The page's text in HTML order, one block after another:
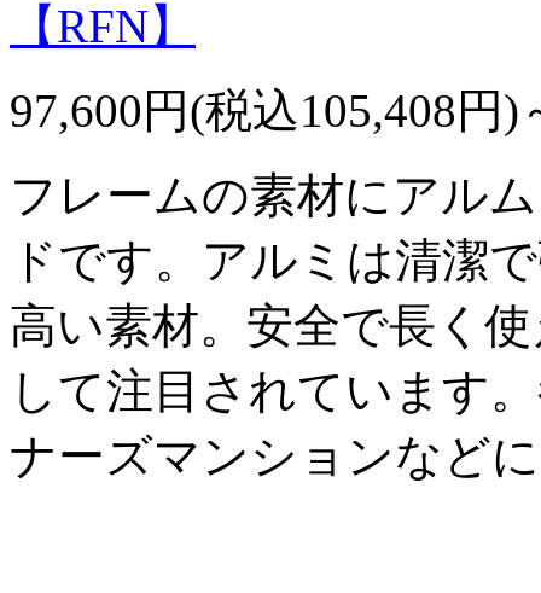
【RFN】
97,600円(税込105,408円)
フレームの素材にアル
ドです。アルミは清潔
高い素材。安全で長く
して注目されています
ナーズマンションなど